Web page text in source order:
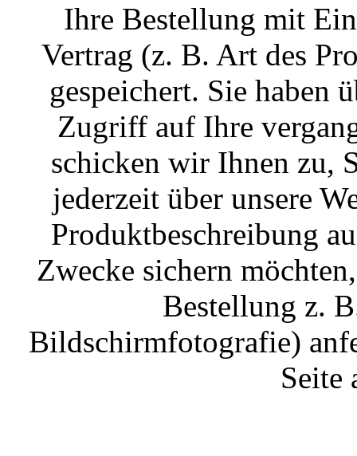
Ihre Bestellung mit
Vertrag (z. B. Art des
gespeichert. Sie haben
Zugriff auf Ihre
schicken wir Ihnen zu,
jederzeit über unsere
Produktbeschreibung
Zwecke sichern
Bestellung z.
Bildschirmfotografie)
Seite